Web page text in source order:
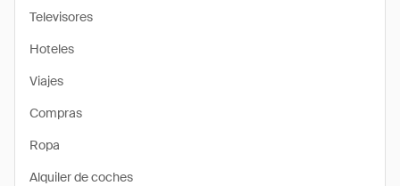
Televisores
Hoteles
Viajes
Compras
Ropa
Alquiler de coches